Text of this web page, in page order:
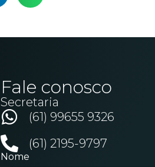
Fale conosco
Secretaria
(61) 99655 9326
(61) 2195-9797
Nome